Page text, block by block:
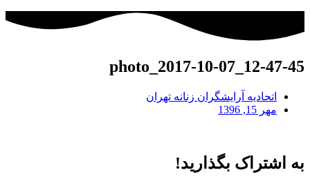
photo_2017-10-07_12-47-45
اتحادیه آرایشگران زنانه تهران
مهر 15, 1396
به اشتراک بگذارید!